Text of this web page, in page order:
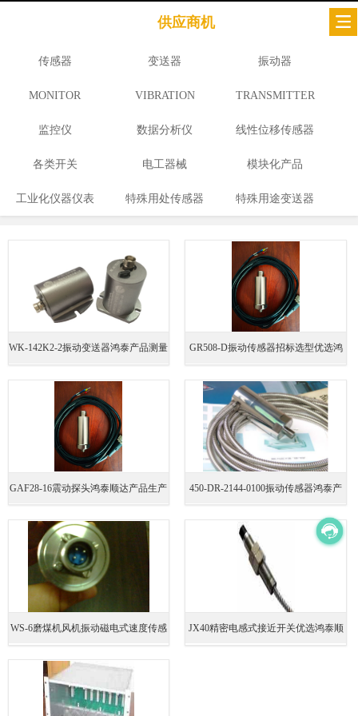
供应商机
传感器 变送器 振动器
MONITOR VIBRATION TRANSMITTER
监控仪 数据分析仪 线性位移传感器
各类开关 电工器械 模块化产品
工业化仪器仪表 特殊用处传感器 特殊用途变送器
WK-142K2-2振动变送器鸿泰产品测量 GR508-D振动传感器招标选型优选鸿
GAF28-16震动探头鸿泰顺达产品生产 450-DR-2144-0100振动传感器鸿泰产
WS-6磨煤机风机振动磁电式速度传感
器优选鸿泰顺达科技；WS-6磨煤机风
机振动磁电式速度传感器询价电话
JX40精密电感式接近开关优选鸿泰顺